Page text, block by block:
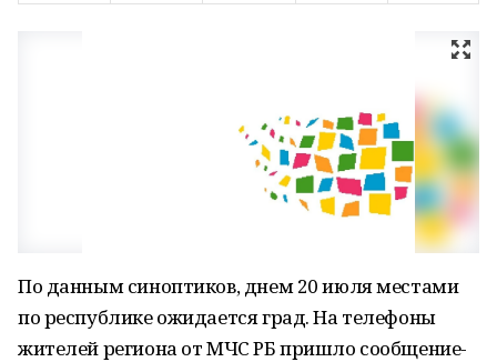
По данным синоптиков, днем 20 июля местами
по республике ожидается град. На телефоны
жителей региона от МЧС РБ пришло сообщение-